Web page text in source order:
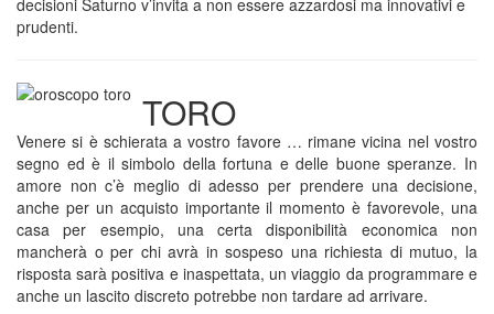
decisioni Saturno v’invita a non essere azzardosi ma innovativi e
prudenti.
TORO
Venere si è schierata a vostro favore … rimane vicina nel vostro
segno ed è il simbolo della fortuna e delle buone speranze. In
amore non c’è meglio di adesso per prendere una decisione,
anche per un acquisto importante il momento è favorevole, una
casa per esempio, una certa disponibilità economica non
mancherà o per chi avrà in sospeso una richiesta di mutuo, la
risposta sarà positiva e inaspettata, un viaggio da programmare e
anche un lascito discreto potrebbe non tardare ad arrivare.